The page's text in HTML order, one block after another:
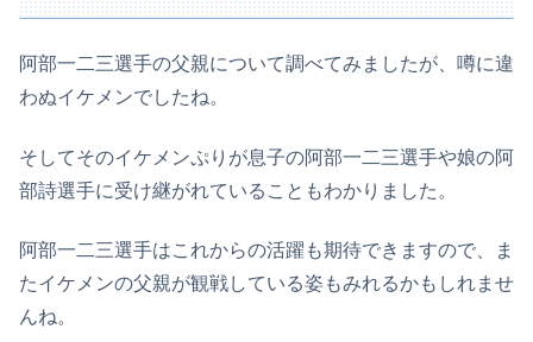
阿部一二三選手の父親について調べてみましたが、噂に違
わぬイケメンでしたね。
そしてそのイケメンぷりが息子の阿部一二三選手や娘の阿
部詩選手に受け継がれていることもわかりました。
阿部一二三選手はこれからの活躍も期待できますので、ま
たイケメンの父親が観戦している姿もみれるかもしれませ
んね。